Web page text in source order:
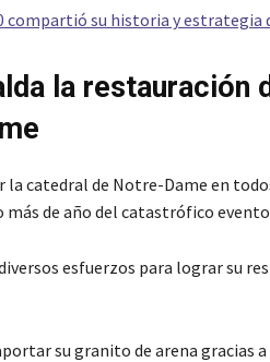
compartió su historia y estrategia
la restauración
la catedral de Notre-Dame en
de año del catastrófico
esfuerzos para lograr su
su granito de arena gracias a